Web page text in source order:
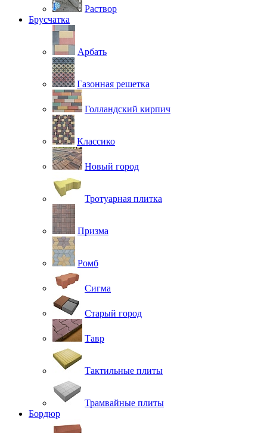
Раствор
Брусчатка
Арбать
Газонная решетка
Голландский кирпич
Классико
Новый город
Тротуарная плитка
Призма
Ромб
Сигма
Старый город
Тавр
Тактильные плиты
Трамвайные плиты
Бордюр